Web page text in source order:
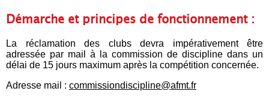
Démarche et principes de fonctionnement :
La réclamation des clubs devra impérativement être
adressée par mail à la commission de discipline dans un
délai de 15 jours maximum après la compétition concernée.
Adresse mail : commissiondiscipline@afmt.fr